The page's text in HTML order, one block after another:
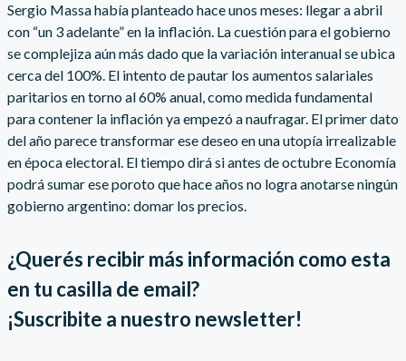
Sergio Massa había planteado hace unos meses: llegar a abril
con “un 3 adelante” en la inflación. La cuestión para el gobierno
se complejiza aún más dado que la variación interanual se ubica
cerca del 100%. El intento de pautar los aumentos salariales
paritarios en torno al 60% anual, como medida fundamental
para contener la inflación ya empezó a naufragar. El primer dato
del año parece transformar ese deseo en una utopía irrealizable
en época electoral. El tiempo dirá si antes de octubre Economía
podrá sumar ese poroto que hace años no logra anotarse ningún
gobierno argentino: domar los precios.
¿Querés recibir más información como esta
en tu casilla de email?
¡Suscribite a nuestro newsletter!